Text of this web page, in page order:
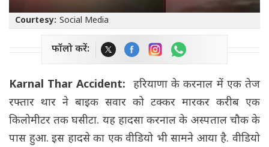
Courtesy: Social Media
फॉलो करें:
Karnal Thar Accident:
हरियाणा के करनाल में एक तेज
रफ्तार थार ने बाइक सवार को टक्कर मारकर करीब एक
किलोमीटर तक घसीटा. यह हादसा करनाल के अस्पताल चौक के
पास हुआ. इस हादसे का एक वीडियो भी सामने आया है. वीडियो